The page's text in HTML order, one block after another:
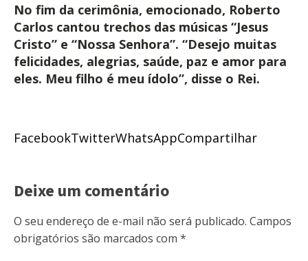
No fim da cerimônia, emocionado, Roberto
Carlos cantou trechos das músicas “Jesus
Cristo” e “Nossa Senhora”. “Desejo muitas
felicidades, alegrias, saúde, paz e amor para
eles. Meu filho é meu ídolo”, disse o Rei.
FacebookTwitterWhatsAppCompartilhar
Deixe um comentário
O seu endereço de e-mail não será publicado. Campos
obrigatórios são marcados com *